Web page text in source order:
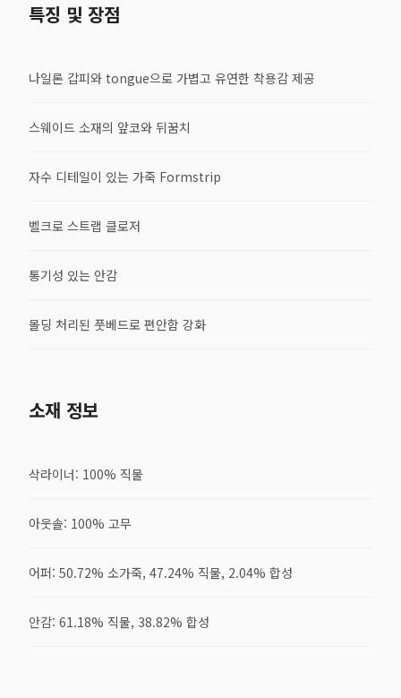
특징 및 장점
나일론 갑피와 tongue으로 가볍고 유연한 착용감 제공
스웨이드 소재의 앞코와 뒤꿈치
자수 디테일이 있는 가죽 Formstrip
벨크로 스트랩 클로저
통기성 있는 안감
몰딩 처리된 풋베드로 편안함 강화
소재 정보
삭라이너: 100% 직물
아웃솔: 100% 고무
어퍼: 50.72% 소가죽, 47.24% 직물, 2.04% 합성
안감: 61.18% 직물, 38.82% 합성